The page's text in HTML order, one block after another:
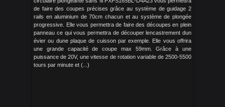
de faire des coupes précises grâce au système de guidage 2
rails en aluminium de 70cm chacun et au système de plongée
progressive. Elle vous permettra de faire des découpes en plein
panneau ce qui vous permettra de découper lencastrement dun
évier ou dune plaque de cuisson par exemple. Elle vous offrira
une grande capacité de coupe max 59mm. Grâce à une
puissance de 20V, une vitesse de rotation variable de 2500-5500
tours par minute et (...)